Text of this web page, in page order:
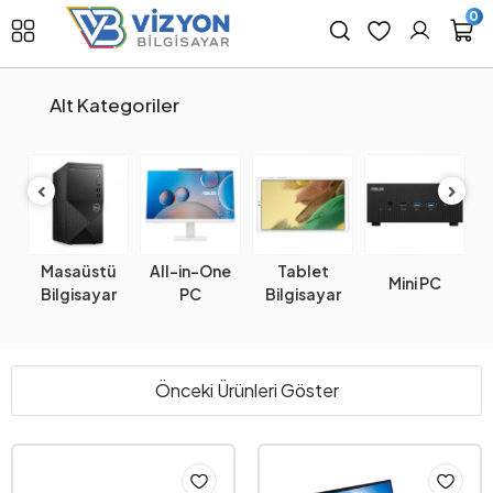
0
Alt Kategoriler
Masaüstü
Bilgisayar
All-in-One
PC
Tablet
Bilgisayar
Mini PC
Önceki Ürünleri Göster